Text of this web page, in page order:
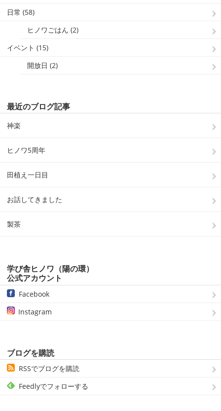
日常 (58)
ヒノワごはん (2)
イベント (15)
開放日 (2)
最近のブログ記事
神楽
ヒノワ5周年
田植え一日目
お話してきました
製茶
学び舎ヒノワ（陽の環）
公式アカウント
Facebook
Instagram
ブログを購読
RSSでブログを購読
Feedlyでフォローする